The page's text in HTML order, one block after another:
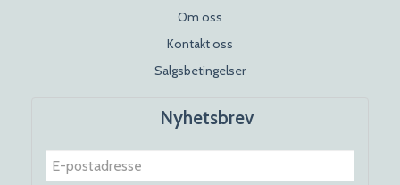
Om oss
Kontakt oss
Salgsbetingelser
Nyhetsbrev